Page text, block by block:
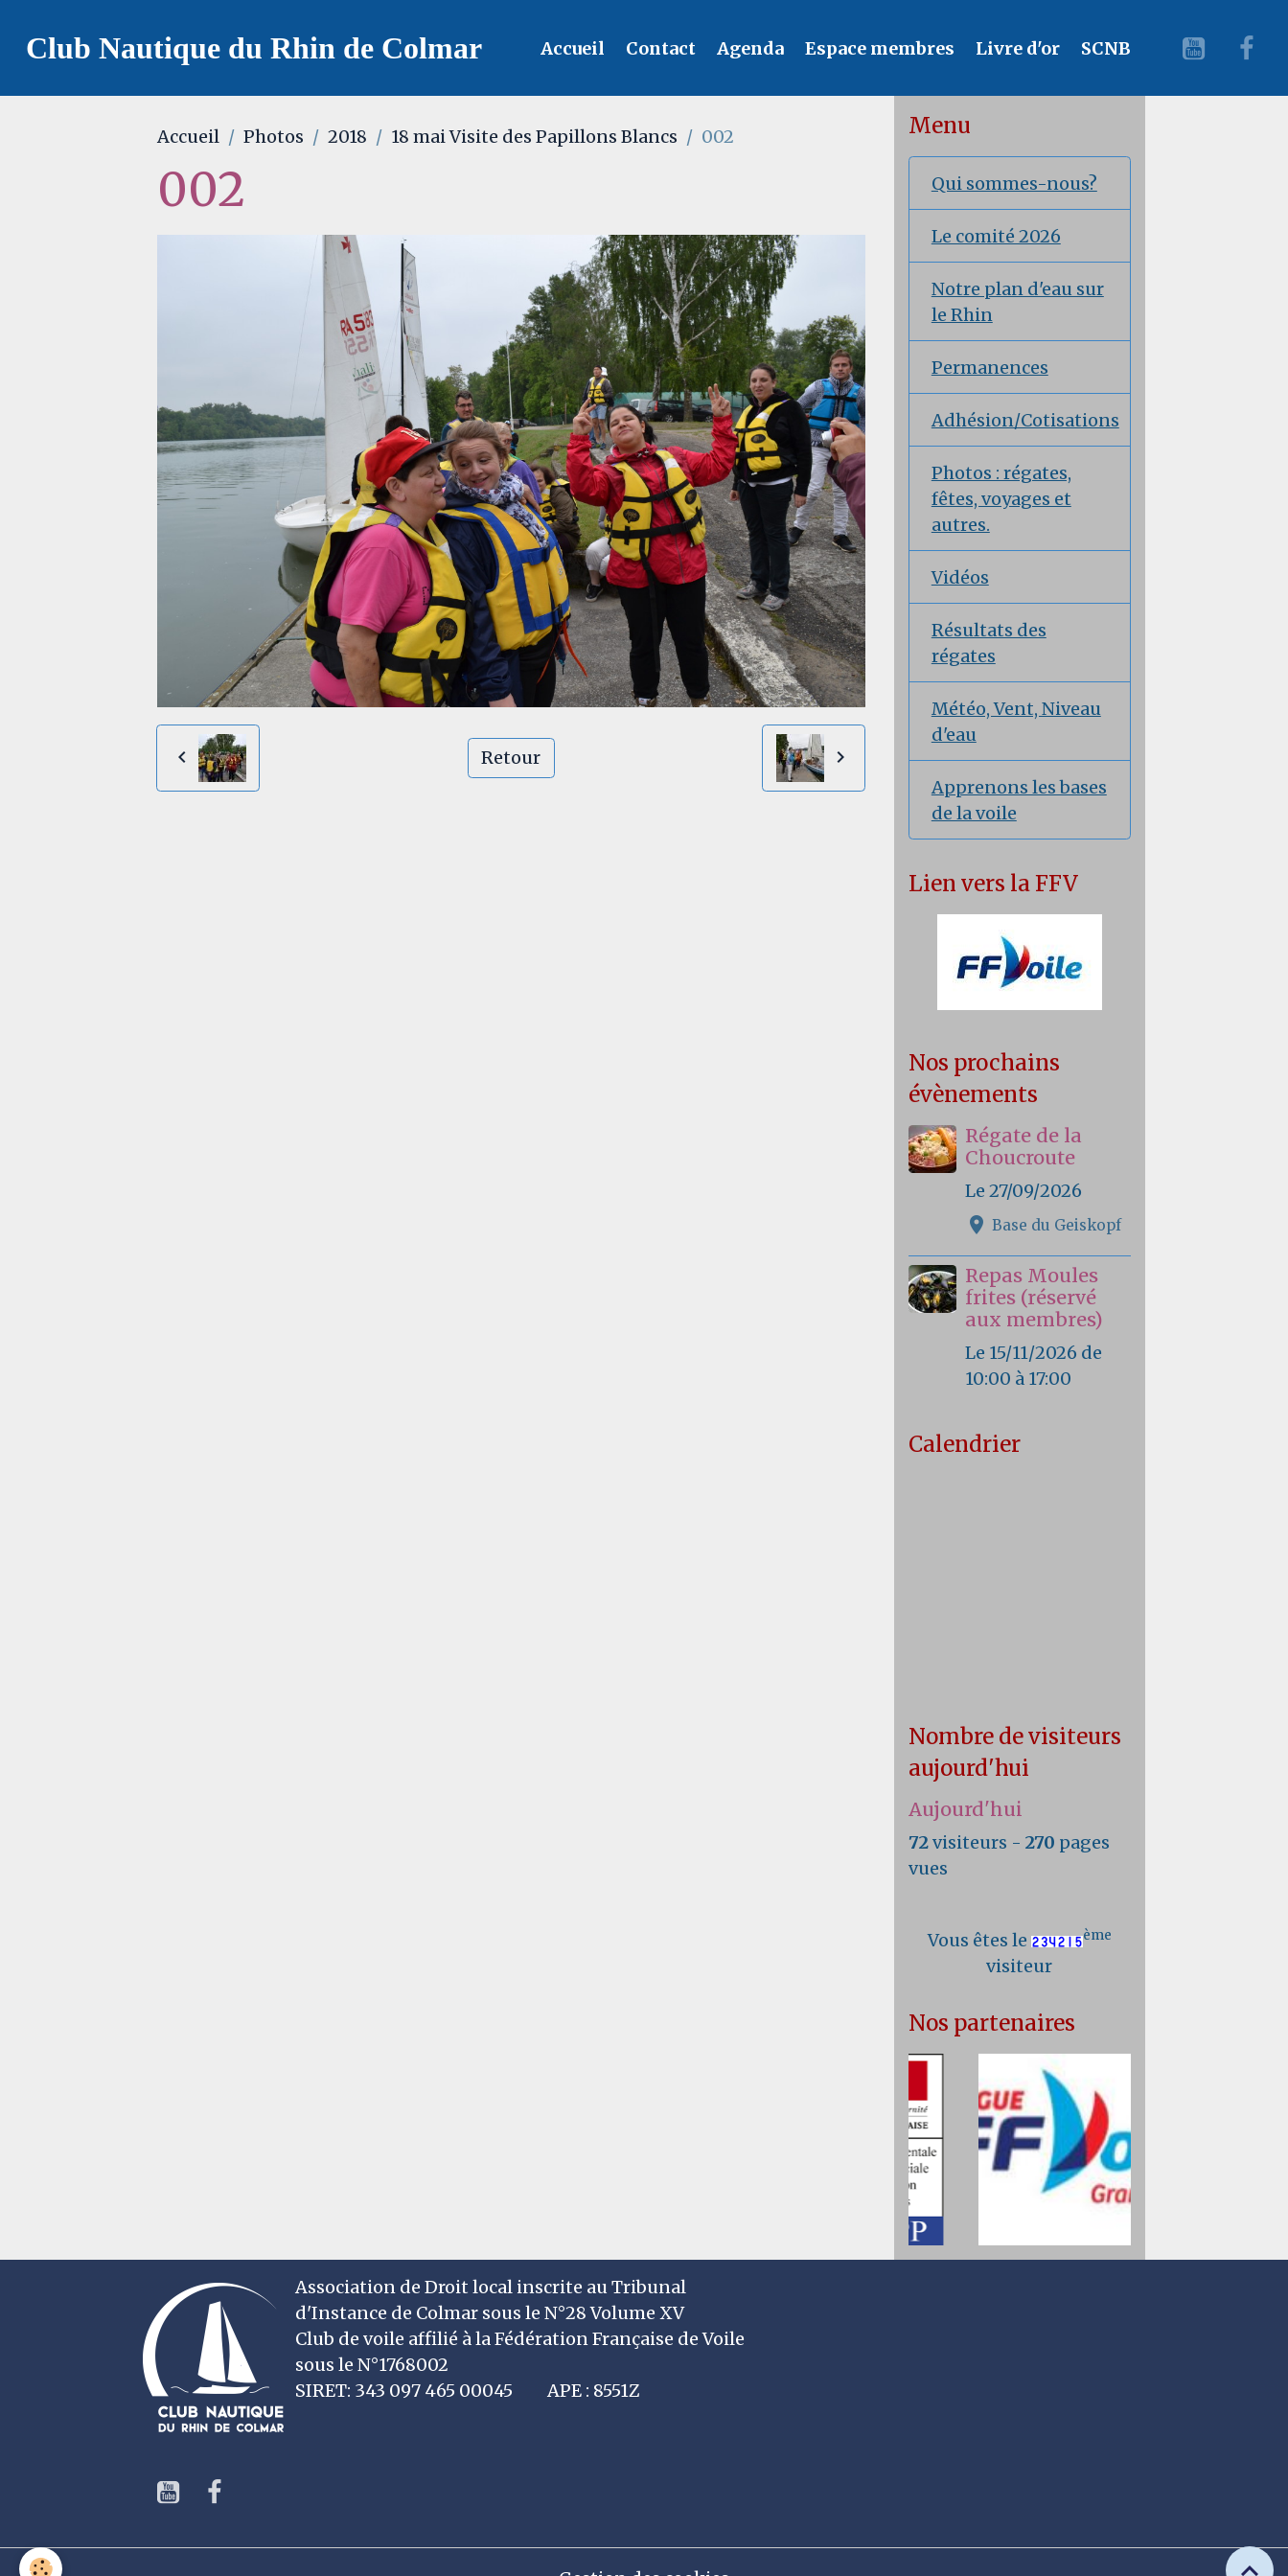
Club Nautique du Rhin de Colmar Accueil Contact Agenda Espace membres Livre d'or SCNB
Accueil Photos 2018 18 mai Visite des Papillons Blancs 002
002
Retour
Menu
Qui sommes-nous?
Le comité 2026
Notre plan d'eau sur
le Rhin
Permanences
Adhésion/Cotisations
Photos : régates,
fêtes, voyages et
autres.
Vidéos
Résultats des
régates
Météo, Vent, Niveau
d'eau
Apprenons les bases
de la voile
Lien vers la FFV
Nos prochains
évènements
Régate de la
Choucroute
Le 27/09/2026
Base du Geiskopf
Repas Moules
frites (réservé
aux membres)
Le 15/11/2026 de
10:00 à 17:00
Calendrier
Nombre de visiteurs
aujourd'hui
Aujourd'hui
72visiteurs -270 pages
vues
Vous êtes le ème
visiteur
Nos partenaires
Association de Droit local inscrite au Tribunal
d'Instance de Colmar sous le N°28 Volume XV
Club de voile affilié à la Fédération Française de Voile
sous le N°1768002
SIRET: 343 097 465 00045 APE : 8551Z